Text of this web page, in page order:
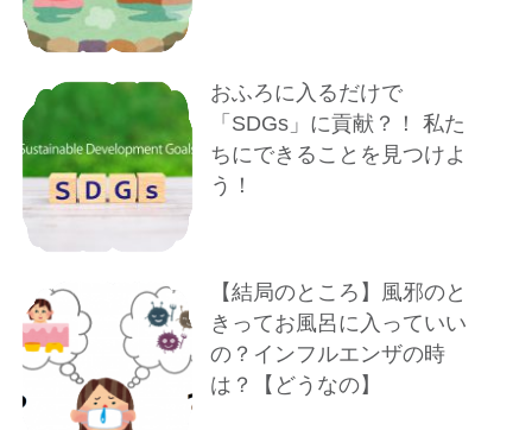
おふろに入るだけで
「SDGs」に貢献？！ 私た
ちにできることを見つけよ
う！
【結局のところ】風邪のと
きってお風呂に入っていい
の？インフルエンザの時
は？【どうなの】